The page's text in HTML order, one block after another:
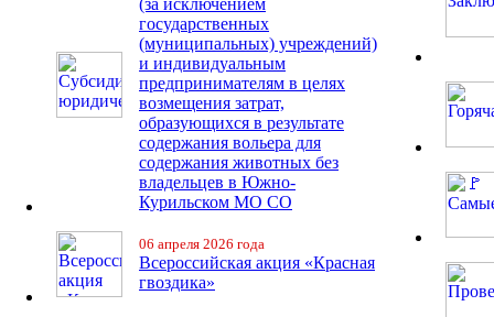
(за исключением
государственных
(муниципальных) учреждений)
и индивидуальным
предпринимателям в целях
возмещения затрат,
образующихся в результате
содержания вольера для
содержания животных без
владельцев в Южно-
Курильском МО СО
06 апреля 2026 года
Всероссийская акция «Красная
гвоздика»